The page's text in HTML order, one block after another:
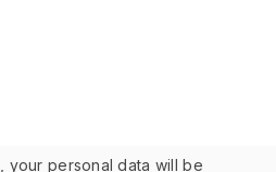
your personal data will be